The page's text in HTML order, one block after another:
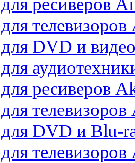
ресиверов
телевизоров
DVD и
ресиверов
телевизоров
DVD и Blu-